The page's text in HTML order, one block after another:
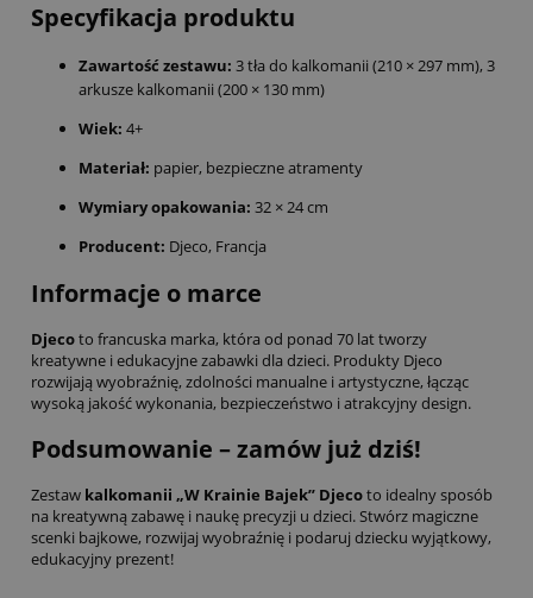
Specyfikacja produktu
Zawartość zestawu: 3 tła do kalkomanii (210 × 297 mm), 3
arkusze kalkomanii (200 × 130 mm)
Wiek: 4+
Materiał: papier, bezpieczne atramenty
Wymiary opakowania: 32 × 24 cm
Producent: Djeco, Francja
Informacje o marce
Djecoto francuska marka, która od ponad 70 lat tworzy
kreatywne i edukacyjne zabawki dla dzieci. Produkty Djeco
rozwijają wyobraźnię, zdolności manualne i artystyczne, łącząc
wysoką jakość wykonania, bezpieczeństwo i atrakcyjny design.
Podsumowanie – zamów już dziś!
Zestaw kalkomanii „W Krainie Bajek” Djecoto idealny sposób
na kreatywną zabawę i naukę precyzji u dzieci. Stwórz magiczne
scenki bajkowe, rozwijaj wyobraźnię i podaruj dziecku wyjątkowy,
edukacyjny prezent!